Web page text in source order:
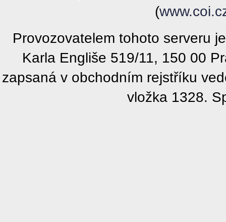
(
Provozovatelem tohoto serveru
Karla Engliše 519/11, 150 00
zapsaná v obchodním rejstříku
vložka 1328.